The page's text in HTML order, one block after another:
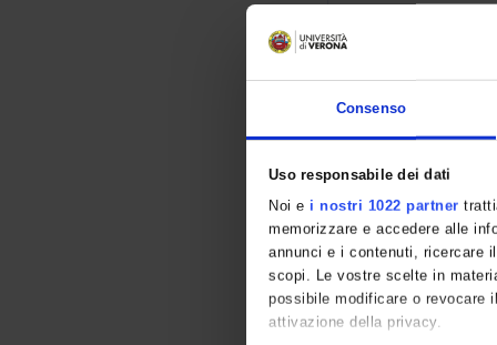
Consenso
Uso responsabile dei dati
Noi e i nostri 1022 partner
memorizzare e accedere alle
annunci e i contenuti, ricercare
scopi. Le vostre scelte in
possibile modificare o revocare
attivazione della privacy.
Rehabilitation
Developmental